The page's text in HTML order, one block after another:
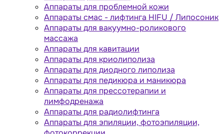
Аппараты для проблемной кожи
Аппараты cмас - лифтинга HIFU / Липосоник
Аппараты для вакуумно-роликового
массажа
Аппараты для кавитации
Аппараты для криолиполиза
Аппараты для диодного липолиза
Аппараты для педикюра и маникюра
Аппараты для прессотерапии и
лимфодренажа
Аппараты для радиолифтинга
Аппараты для эпиляции, фотоэпиляции,